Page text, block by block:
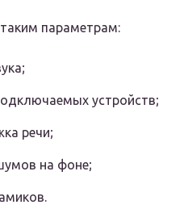
параметрам:
устройств;
речи;
на фоне;